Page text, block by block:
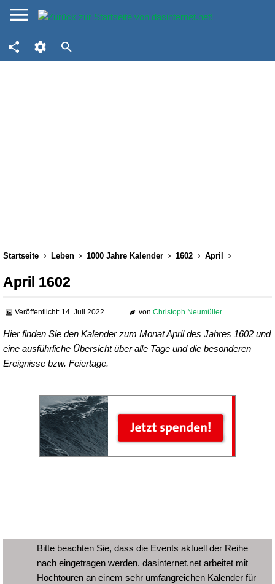
Startseite Leben 1000 Jahre Kalender 1602 April
April 1602
Veröffentlicht: 14. Juli 2022 von Christoph Neumüller
Hier finden Sie den Kalender zum Monat April des Jahres 1602 und
eine ausführliche Übersicht über alle Tage und die besonderen
Ereignisse bzw. Feiertage.
Bitte beachten Sie, dass die Events aktuell der Reihe
nach eingetragen werden. dasinternet.net arbeitet mit
Hochtouren an einem sehr umfangreichen Kalender für